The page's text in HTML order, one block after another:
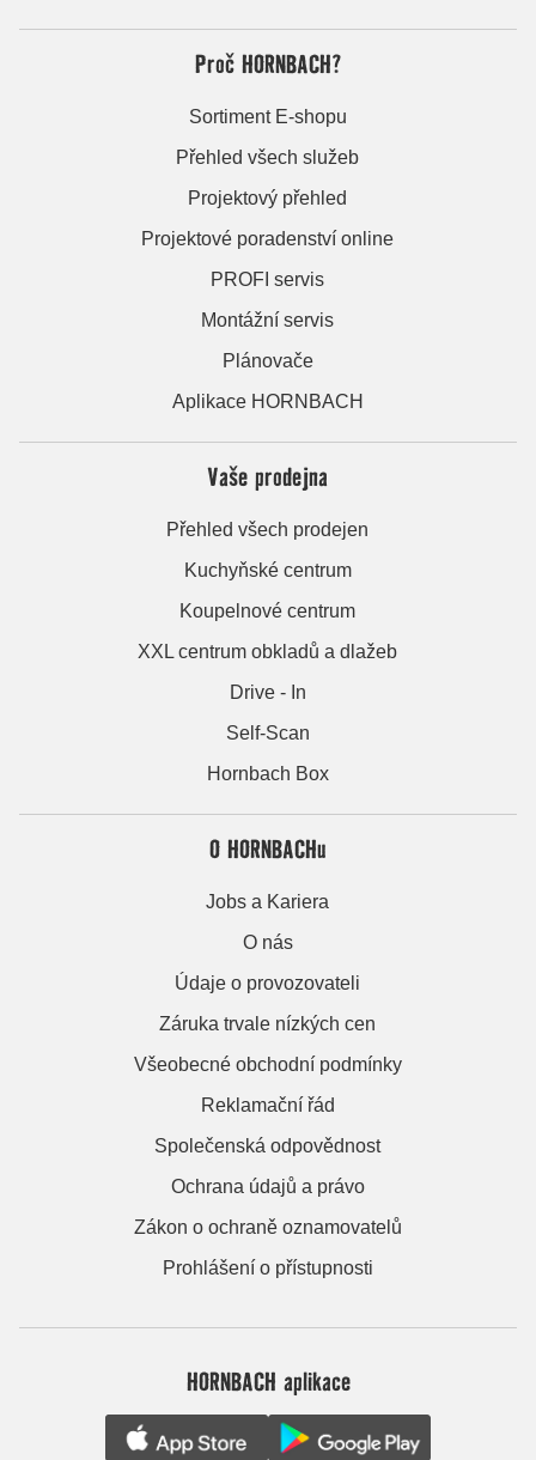
Proč HORNBACH?
Sortiment E-shopu
Přehled všech služeb
Projektový přehled
Projektové poradenství online
PROFI servis
Montážní servis
Plánovače
Aplikace HORNBACH
Vaše prodejna
Přehled všech prodejen
Kuchyňské centrum
Koupelnové centrum
XXL centrum obkladů a dlažeb
Drive - In
Self-Scan
Hornbach Box
O HORNBACHu
Jobs a Kariera
O nás
Údaje o provozovateli
Záruka trvale nízkých cen
Všeobecné obchodní podmínky
Reklamační řád
Společenská odpovědnost
Ochrana údajů a právo
Zákon o ochraně oznamovatelů
Prohlášení o přístupnosti
HORNBACH aplikace